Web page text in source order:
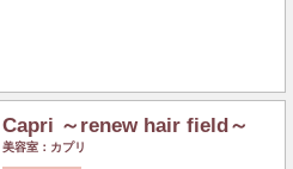
Capri ～renew hair field～
美容室：カプリ